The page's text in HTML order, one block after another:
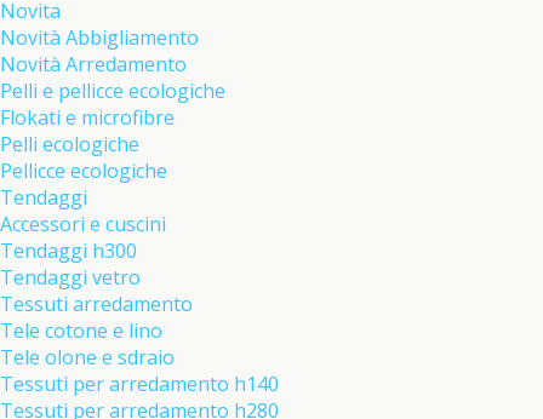
Novita
Novità Abbigliamento
Novità Arredamento
Pelli e pellicce ecologiche
Flokati e microfibre
Pelli ecologiche
Pellicce ecologiche
Tendaggi
Accessori e cuscini
Tendaggi h300
Tendaggi vetro
Tessuti arredamento
Tele cotone e lino
Tele olone e sdraio
Tessuti per arredamento h140
Tessuti per arredamento h280